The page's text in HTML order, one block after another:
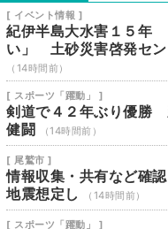
[ イベント情報 ]
紀伊半島大水害１５年
い」 土砂災害啓発セ
（14時間前）
[ スポーツ「躍動」 ]
剣道で４２年ぶり優
健闘
（14時間前）
[ 尾鷲市 ]
情報収集・共有など
地震想定し
（14時間前）
[ スポーツ「躍動」 ]